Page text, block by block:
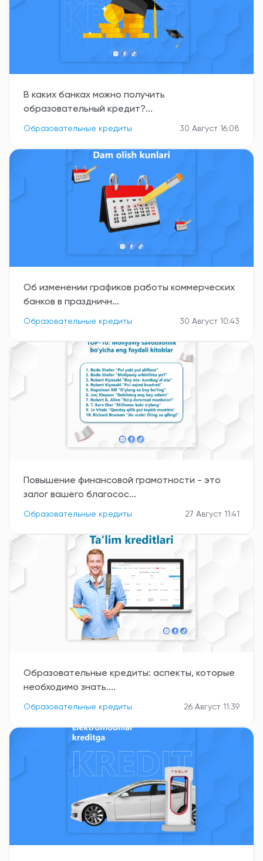
В каких банках можно получить
образовательный кредит?...
Образовательные кредиты 30 Август 16:08
Об изменении графиков работы коммерческих
банков в праздничн...
Образовательные кредиты 30 Август 10:43
Повышение финансовой грамотности - это
залог вашего благосос...
Образовательные кредиты 27 Август 11:41
Образовательные кредиты: аспекты, которые
необходимо знать....
Образовательные кредиты 26 Август 11:39